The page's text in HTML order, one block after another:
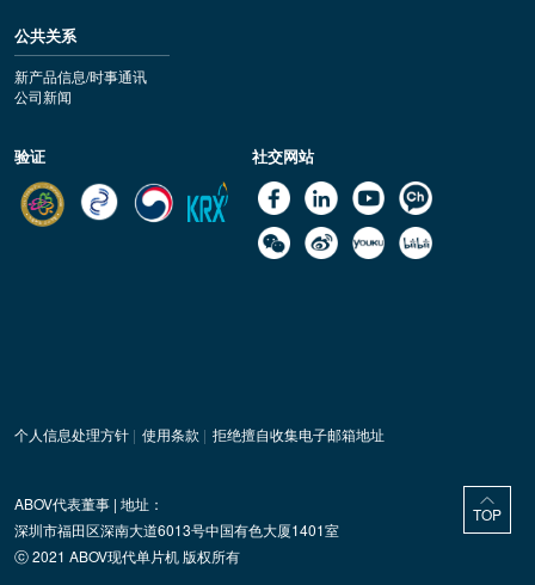
TOP
公共关系
新产品信息/时事通讯
公司新闻
验证 社交网站
个人信息处理方针| 使用条款 | 拒绝擅自收集电子邮箱地址
ABOV代表董事 | 地址：
深圳市福田区深南大道6013号中国有色大厦1401室
ⓒ 2021 ABOV现代单片机 版权所有